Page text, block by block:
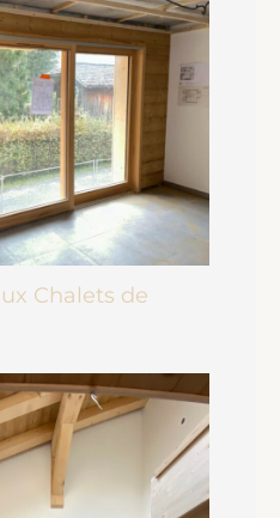
Chalets de